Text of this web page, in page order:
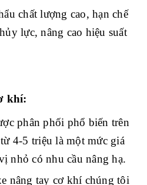
chất lượng cao, hạn chế
lực, nâng cao hiệu suất
khí:
phân phối phổ biến trên
4-5 triệu là một mức giá
nhỏ có nhu cầu nâng hạ.
nâng tay cơ khí chúng tôi